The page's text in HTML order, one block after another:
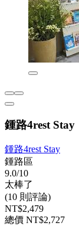
鍾路4rest Stay
鍾路4rest Stay
鍾路區
9.0/10
太棒了
(10 則評論)
NT$2,479
總價 NT$2,727